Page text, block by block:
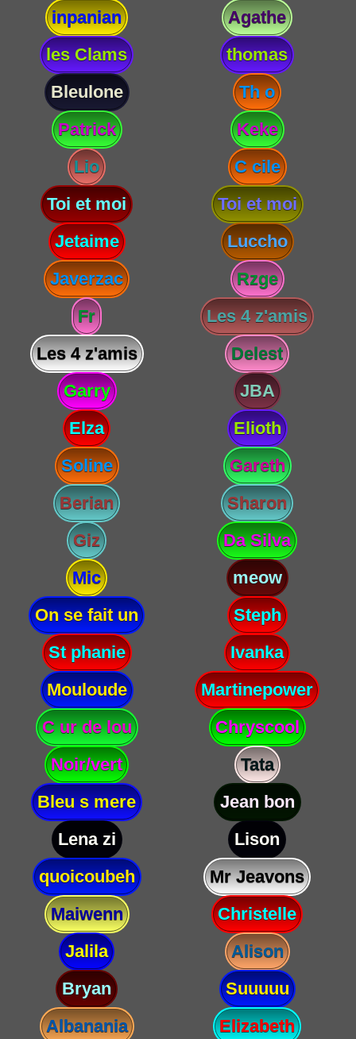
inpanian
Agathe
les Clams
thomas
Bleulone
Th o
Patrick
Keke
Lio
C cile
Toi et moi
Toi et moi
Jetaime
Luccho
Javerzac
Rzge
Fr
Les 4 z'amis
Les 4 z'amis
Delest
Garry
JBA
Elza
Elioth
Soline
Gareth
Berian
Sharon
Giz
Da Silva
Mic
meow
On se fait un
Steph
St phanie
Ivanka
Mouloude
Martinepower
C ur de lou
Chryscool
Noir/vert
Tata
Bleu s mere
Jean bon
Lena zi
Lison
quoicoubeh
Mr Jeavons
Maiwenn
Christelle
Jalila
Alison
Bryan
Suuuuu
Albanania
Elizabeth